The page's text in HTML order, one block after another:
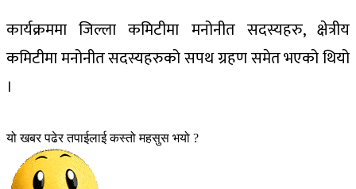
कार्यक्रममा जिल्ला कमिटीमा मनोनीत सदस्यहरु, क्षेत्रीय
कमिटीमा मनोनीत सदस्यहरुको सपथ ग्रहण समेत भएको थियो
।
यो खबर पढेर तपाईलाई कस्तो महसुस भयो ?